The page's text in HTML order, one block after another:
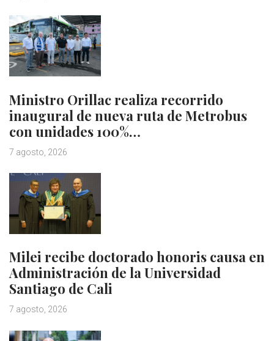
Ministro Orillac realiza recorrido
inaugural de nueva ruta de Metrobus
con unidades 100%…
7 agosto, 2026
Milei recibe doctorado honoris causa en
Administración de la Universidad
Santiago de Cali
7 agosto, 2026